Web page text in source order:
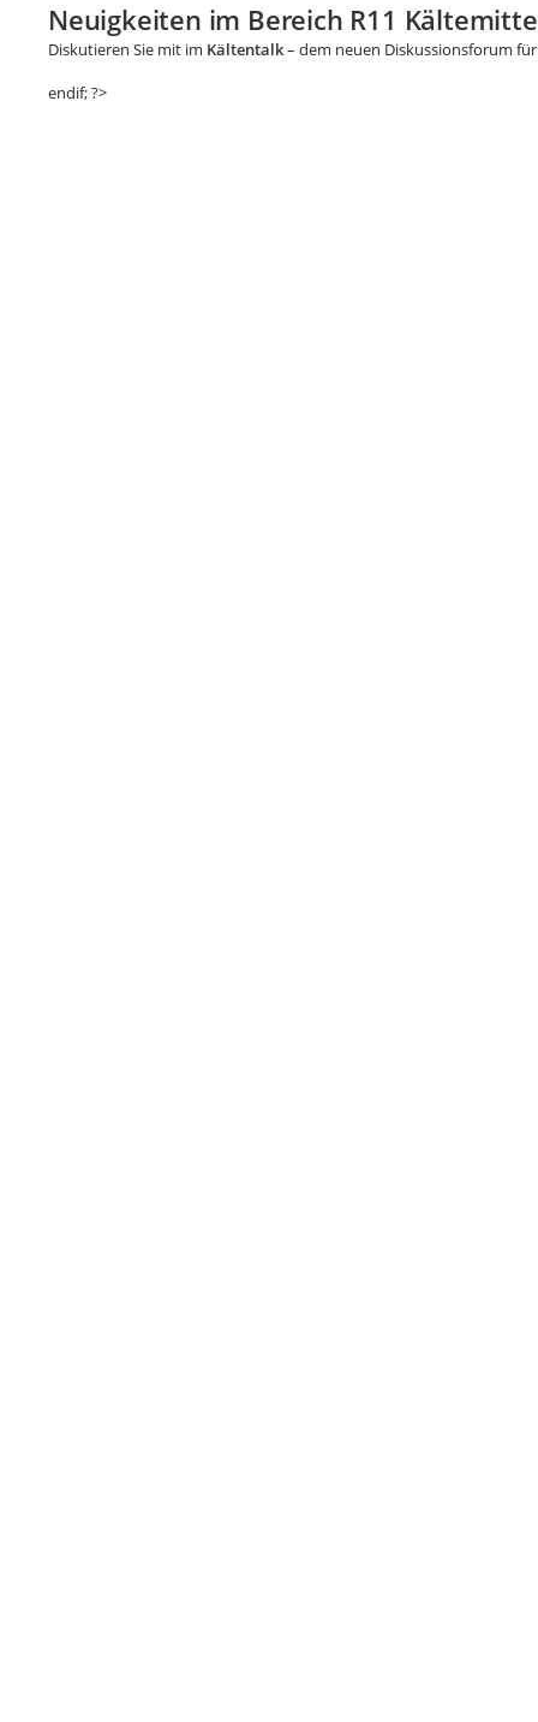
Neuigkeiten im Bereich R11
Diskutieren Sie mit im Kältentalk– dem neuen Diskussionsforum
endif; ?>